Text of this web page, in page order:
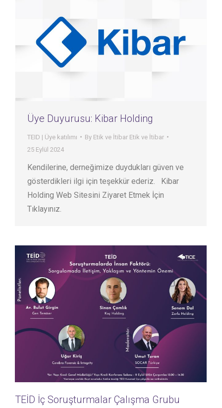
Üye Duyurusu: Kibar Holding
TEID | Üye katılımı By Etik ve İtibar Etik ve İtibar
25 Eylül 2024
Kendilerine, derneğimize duydukları güven ve
gösterdikleri ilgi için teşekkür ederiz. Kibar
Holding Web Sitesini Ziyaret Etmek İçin
Tıklayınız.
TEİD İç Soruşturmalar Çalışma Grubu